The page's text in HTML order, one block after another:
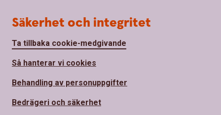
Säkerhet och integritet
Ta tillbaka cookie-medgivande
Så hanterar vi cookies
Behandling av personuppgifter
Bedrägeri och säkerhet